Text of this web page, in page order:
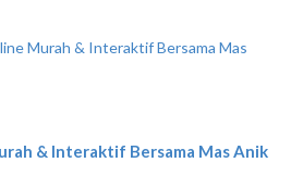
& Interaktif Bersama Mas Anik